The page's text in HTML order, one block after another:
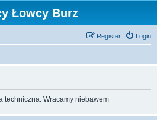
Łowcy Burz
Login
Register
techniczna. Wracamy niebawem